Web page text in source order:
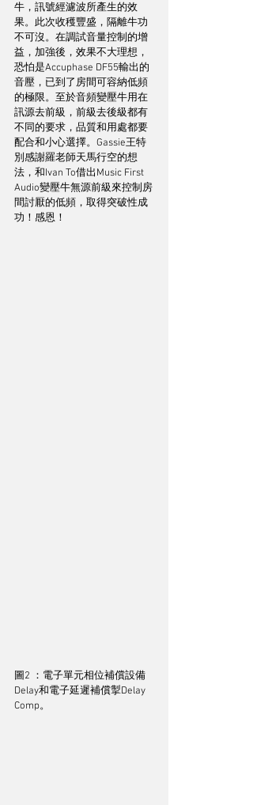
牛，訊號經濾波所產生的效
果。此次收穫豐盛，隔離牛功
不可沒。在調試音量控制的增
益，加強後，效果不大理想，
恐怕是Accuphase DF55輸出的
音壓，已到了房間可容納低頻
的極限。至於音頻變壓牛用在
訊源去前級，前級去後級都有
不同的要求，品質和用處都要
配合和小心選擇。Gassie王特
別感謝羅老師天馬行空的想
法，和Ivan To借出Music First
Audio變壓牛無源前級來控制房
間討厭的低頻，取得突破性成
功！感恩！
圖2 ：電子單元相位補償設備
Delay和電子延遲補償掣Delay
Comp。